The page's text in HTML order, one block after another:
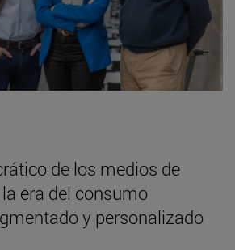
de los medios de
era del consumo
y personalizado